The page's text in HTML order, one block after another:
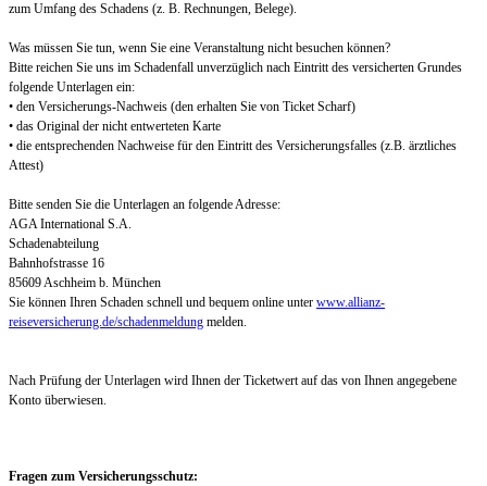
zum Umfang des Schadens (z. B. Rechnungen, Belege).
Was müssen Sie tun, wenn Sie eine Veranstaltung nicht besuchen können?
Bitte reichen Sie uns im Schadenfall unverzüglich nach Eintritt des versicherten Grundes
folgende Unterlagen ein:
• den Versicherungs-Nachweis (den erhalten Sie von Ticket Scharf)
• das Original der nicht entwerteten Karte
• die entsprechenden Nachweise für den Eintritt des Versicherungsfalles (z.B. ärztliches
Attest)
Bitte senden Sie die Unterlagen an folgende Adresse:
AGA International S.A.
Schadenabteilung
Bahnhofstrasse 16
85609 Aschheim b. München
Sie können Ihren Schaden schnell und bequem online unter www.allianz-
reiseversicherung.de/schadenmeldung melden.
Nach Prüfung der Unterlagen wird Ihnen der Ticketwert auf das von Ihnen angegebene
Konto überwiesen.
Fragen zum Versicherungsschutz: